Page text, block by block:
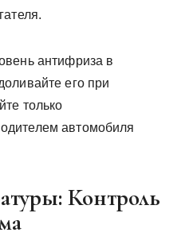
антифриза в
его при
только
автомобиля
Контроль